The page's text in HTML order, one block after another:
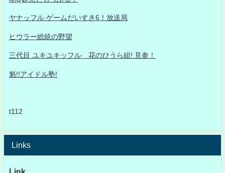
ヤナッフル ゲームだいすき6！放送局
ヒウラー総統の野望
三代目 ユキユキッフル 花のひうら組! 見参！
魁!!アイドル塾!
t112
Links